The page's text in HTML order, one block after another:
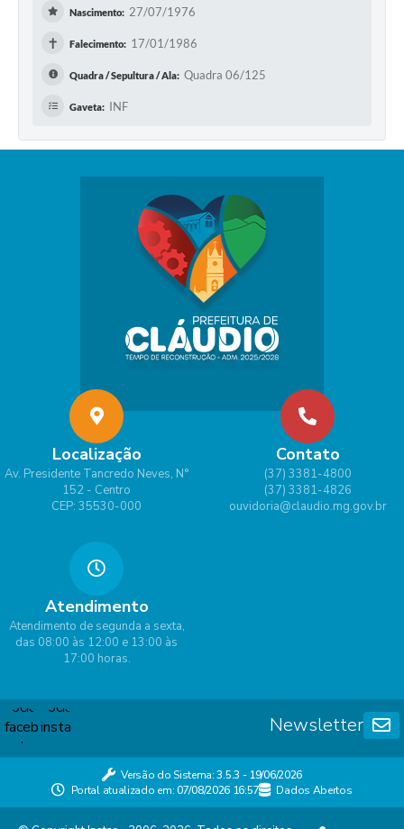
Nascimento: 27/07/1976
✝ Falecimento: 17/01/1986
Quadra / Sepultura / Ala: Quadra 06/125
Gaveta: INF
Localização
Av. Presidente Tancredo Neves, N°
152 - Centro
CEP: 35530-000
Contato
(37) 3381-4800
(37) 3381-4826
ouvidoria@claudio.mg.gov.br
Atendimento
Atendimento de segunda a sexta,
das 08:00 às 12:00 e 13:00 às
17:00 horas.
Newsletter
Versão do Sistema:3.5.3 - 19/06/2026
Portal atualizado em:07/08/2026 16:57 Dados Abertos